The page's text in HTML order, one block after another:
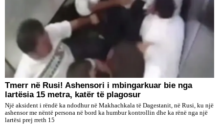
Tmerr në Rusi! Ashensori i mbingarkuar bie nga
lartësia 15 metra, katër të plagosur
Një aksident i rëndë ka ndodhur në Makhachkala të Dagestanit, në Rusi, ku një
ashensor me nëntë persona në bord ka humbur kontrollin dhe ka rënë nga një
lartësi prej rreth 15